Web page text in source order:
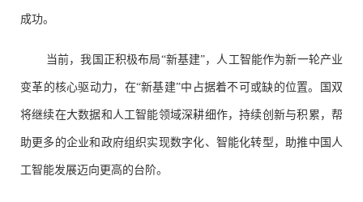
成功。
当前，我国正积极布局“新基建”，人工智能作为新一轮产业
变革的核心驱动力，在“新基建”中占据着不可或缺的位置。国双
将继续在大数据和人工智能领域深耕细作，持续创新与积累，帮
助更多的企业和政府组织实现数字化、智能化转型，助推中国人
工智能发展迈向更高的台阶。